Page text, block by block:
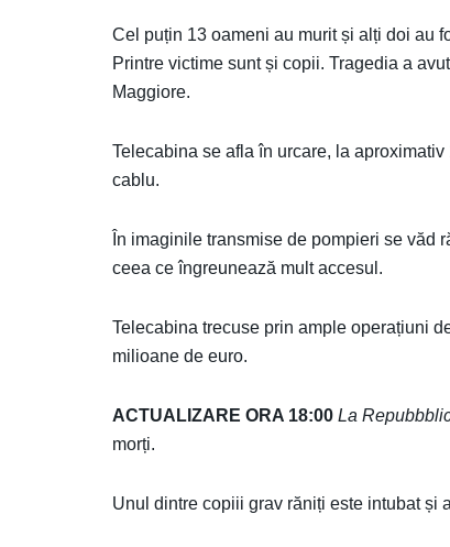
Cel puțin 13 oameni au murit și alți doi au
Printre victime sunt și copii. Tragedia a
Maggiore.
Telecabina se afla în urcare, la
cablu.
În imaginile transmise de pompieri se văd
ceea ce îngreunează mult accesul.
Telecabina trecuse prin ample operațiuni
milioane de euro.
ACTUALIZARE ORA 18:00 La
morți.
Unul dintre copiii grav răniți este intubat și